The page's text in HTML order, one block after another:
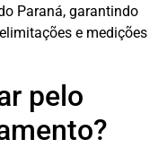
Paraná, garantindo
e medições
pelo